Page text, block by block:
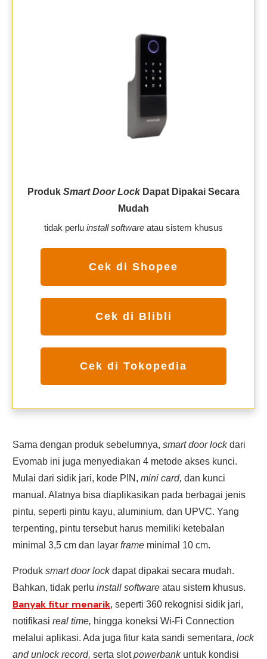
Produk Smart Door Lock Dapat Dipakai Secara
Mudah
tidak perlu install software atau sistem khusus
Cek di Shopee
Cek di Blibli
Cek di Tokopedia
Sama dengan produk sebelumnya, smart door lockdari
Evomab ini juga menyediakan 4 metode akses kunci.
Mulai dari sidik jari, kode PIN, mini card, dan kunci
manual. Alatnya bisa diaplikasikan pada berbagai jenis
pintu, seperti pintu kayu, aluminium, dan UPVC. Yang
terpenting, pintu tersebut harus memiliki ketebalan
minimal 3,5 cm dan layar frame minimal 10 cm.
Produk smart door lockdapat dipakai secara mudah.
Bahkan, tidak perlu install software atau sistem khusus.
Banyak fitur menarik, seperti 360 rekognisi sidik jari,
notifikasi real time, hingga koneksi Wi-Fi Connection
melalui aplikasi. Ada juga fitur kata sandi sementara, lock
and unlock record, serta slotpowerbank untuk kondisi